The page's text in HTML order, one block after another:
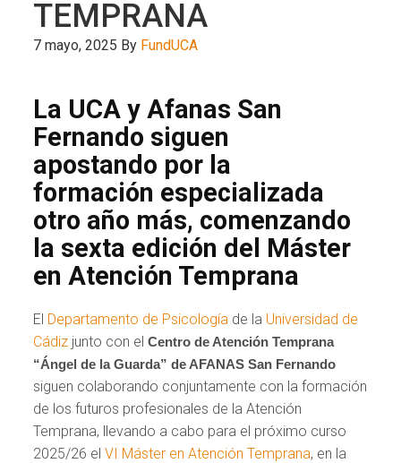
TEMPRANA
7 mayo, 2025 By FundUCA
La UCA y Afanas San
Fernando siguen
apostando por la
formación especializada
otro año más, comenzando
la sexta edición del Máster
en Atención Temprana
El Departamento de Psicología de la Universidad de
Cádiz junto con elCentro de Atención Temprana
“Ángel de la Guarda” de AFANAS San Fernando
siguen colaborando conjuntamente con la formación
de los futuros profesionales de la Atención
Temprana, llevando a cabo para el próximo curso
2025/26 elVI Máster en Atención Temprana, en la